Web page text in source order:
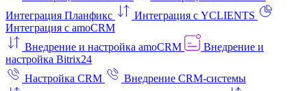
Интеграция Планфикс
Интеграция с YCLIENTS
Интеграция с amoCRM
Внедрение и настройка amoCRM
Внедрение и
настройка Bitrix24
Настройка CRM
Внедрение CRM-системы